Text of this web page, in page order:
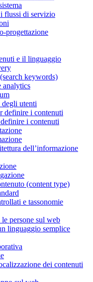
flussi di servizio
progettazione
e il linguaggio
keywords)
analytics
utenti
definire i contenuti
i contenuti
dell’informazione
(content type)
e tassonomie
persone sul web
linguaggio semplice
dei contenuti